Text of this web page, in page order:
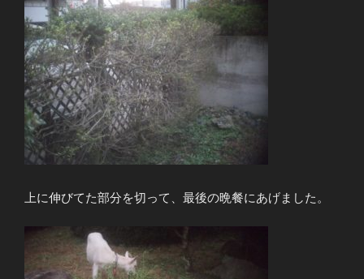
上に伸びてた部分を切って、最後の晩餐にあげました。